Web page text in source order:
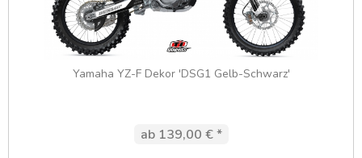
Yamaha YZ-F Dekor 'DSG1 Gelb-Schwarz'
ab 139,00 € *